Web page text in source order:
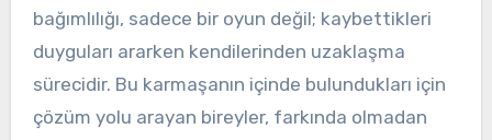
bağımlılığı, sadece bir oyun değil; kaybettikleri
duyguları ararken kendilerinden uzaklaşma
sürecidir. Bu karmaşanın içinde bulundukları için
çözüm yolu arayan bireyler, farkında olmadan